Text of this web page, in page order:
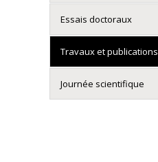
Essais doctoraux
Travaux et publications
Journée scientifique